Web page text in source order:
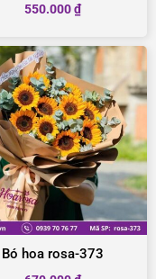
550.000₫
Bó hoa rosa-373